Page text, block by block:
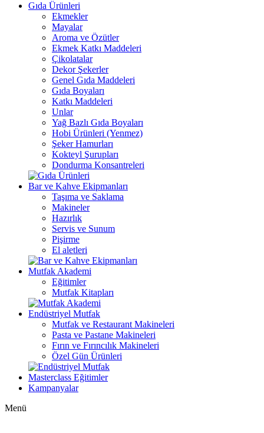
Gıda Ürünleri
Ekmekler
Mayalar
Aroma ve Özütler
Ekmek Katkı Maddeleri
Çikolatalar
Dekor Şekerler
Genel Gıda Maddeleri
Gıda Boyaları
Katkı Maddeleri
Unlar
Yağ Bazlı Gıda Boyaları
Hobi Ürünleri (Yenmez)
Şeker Hamurları
Kokteyl Şurupları
Dondurma Konsantreleri
Bar ve Kahve Ekipmanları
Taşıma ve Saklama
Makineler
Hazırlık
Servis ve Sunum
Pişirme
El aletleri
Mutfak Akademi
Eğitimler
Mutfak Kitapları
Endüstriyel Mutfak
Mutfak ve Restaurant Makineleri
Pasta ve Pastane Makineleri
Fırın ve Fırıncılık Makineleri
Özel Gün Ürünleri
Masterclass Eğitimler
Kampanyalar
Menü